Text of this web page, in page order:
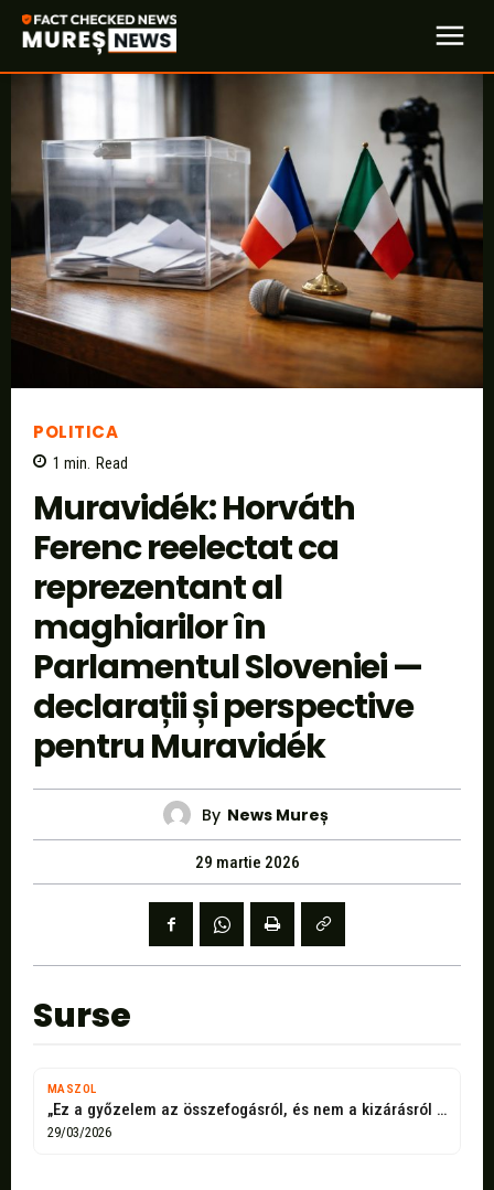
POLITICA
1 min. Read
Muravidék: Horváth
Ferenc reelectat ca
reprezentant al
maghiarilor în
Parlamentul Sloveniei —
declarații și perspective
pentru Muravidék
By News Mureș
29 martie 2026
Surse
MASZOL
„Ez a győzelem az összefogásról, és nem a kizárásról szólt”
29/03/2026